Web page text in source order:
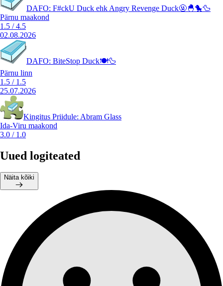
DAFO: F#ckU Duck ehk Angry Revenge Duck🤬🐣🐤🦆
Pärnu maakond
1.5 /4.5
02.08.2026
DAFO: BiteStop Duck🍽️🦆
Pärnu linn
1.5 / 1.5
25.07.2026
Kingitus Priidule: Abram Glass
Ida-Viru maakond
3.0 / 1.0
Uued logiteated
Näita kõiki